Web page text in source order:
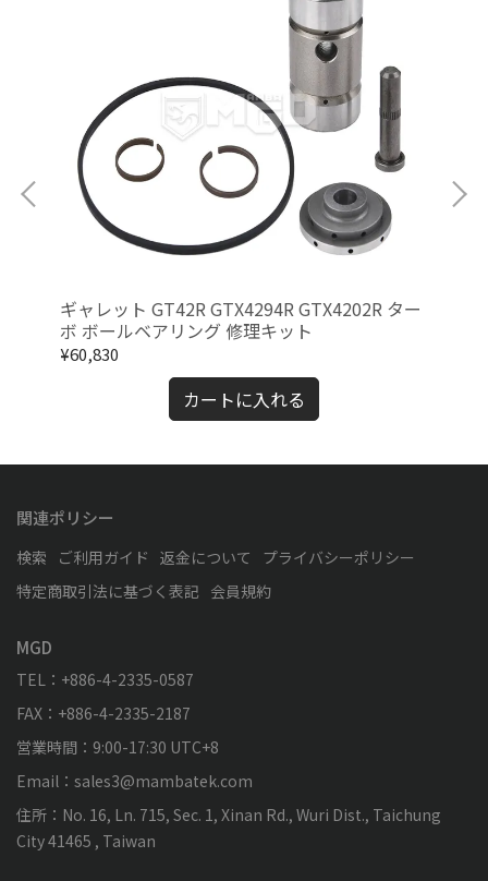
ギャレット GT42R GTX4294R GTX4202R ター
ボ ボールベアリング 修理キット
¥60,830
カートに入れる
関連ポリシー
検索 ご利用ガイド 返金について
プライバシーポリシー
特定商取引法に基づく表記 会員規約
MGD
TEL：+886-4-2335-0587
FAX：+886-4-2335-2187
営業時間：9:00-17:30 UTC+8
Email：sales3@mambatek.com
住所：No. 16, Ln. 715, Sec. 1, Xinan Rd., Wuri Dist., Taichung
City 41465 , Taiwan